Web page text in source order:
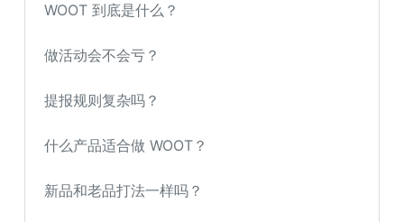
WOOT 到底是什么？
做活动会不会亏？
提报规则复杂吗？
什么产品适合做 WOOT？
新品和老品打法一样吗？